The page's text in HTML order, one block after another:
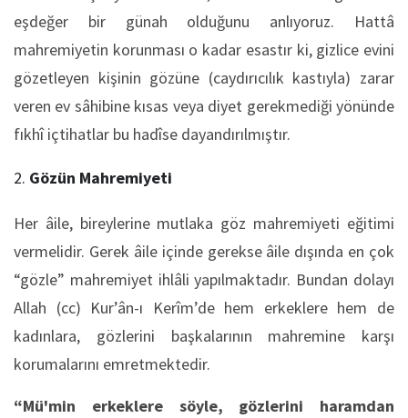
eşdeğer bir günah olduğunu anlıyoruz. Hattâ
mahremiyetin korunması o kadar esastır ki, gizlice evini
gözetleyen kişinin gözüne (caydırıcılık kastıyla) zarar
veren ev sâhibine kısas veya diyet gerekmediği yönünde
fıkhî içtihatlar bu hadîse dayandırılmıştır.
Gözün Mahremiyeti
Her âile, bireylerine mutlaka göz mahremiyeti eğitimi
vermelidir. Gerek âile içinde gerekse âile dışında en çok
“gözle” mahremiyet ihlâli yapılmaktadır. Bundan dolayı
Allah (cc) Kur’ân-ı Kerîm’de hem erkeklere hem de
kadınlara, gözlerini başkalarının mahremine karşı
korumalarını emretmektedir.
“Mü'min erkeklere söyle, gözlerini haramdan